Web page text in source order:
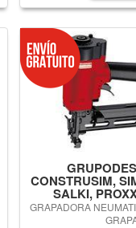
CONSTRUSIM,
SALKI,
GRAPADORA